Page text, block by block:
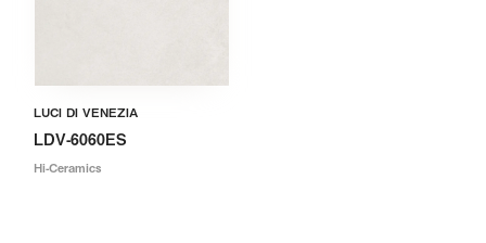
LUCI DI VENEZIA
LDV-6060ES
Hi-Ceramics